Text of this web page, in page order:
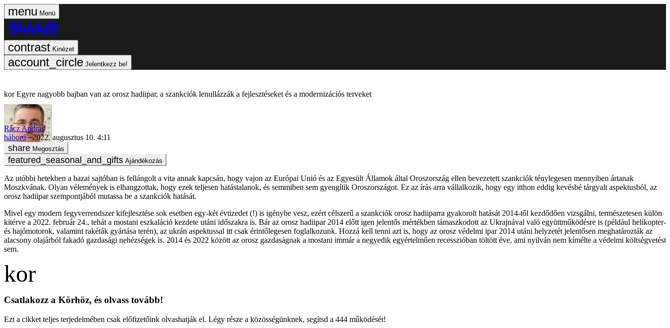
Menü
Kinézet
Jelentkezz be!
Egyre nagyobb bajban van az orosz hadiipar, a szankciók lenullázzák a fejlesztéseket és a modernizációs terveket
Rácz András
háború
2022. augusztus 10. 4:11
Megosztás
Ajándékozás
Az utóbbi hetekben a hazai sajtóban is fellángolt a vita annak kapcsán, hogy vajon az Európai Unió és az Egyesült Államok által Oroszország ellen bevezetett szankciók ténylegesen mennyiben ártanak
Moszkvának. Olyan vélemények is elhangzottak, hogy ezek teljesen hatástalanok, és semmiben sem gyengítik Oroszországot. Ez az írás arra vállalkozik, hogy egy itthon eddig kevésbé tárgyalt aspektusból, az
orosz hadiipar szempontjából mutassa be a szankciók hatását.
Mivel egy modern fegyverrendszer kifejlesztése sok esetben egy-két évtizedet (!) is igénybe vesz, ezért célszerű a szankciók orosz hadiiparra gyakorolt hatását 2014-től kezdődően vizsgálni, természetesen külön
kitérve a 2022. február 24., tehát a mostani eszkaláció kezdete utáni időszakra is. Bár az orosz hadiipar 2014 előtt igen jelentős mértékben támaszkodott az Ukrajnával való együttműködésre is (például helikopter-
és hajómotorok, valamint rakéták gyártása terén), az ukrán aspektussal itt csak érintőlegesen foglalkozunk. Hozzá kell tenni azt is, hogy az orosz védelmi ipar 2014 utáni helyzetét jelentősen meghatározták az
alacsony olajárból fakadó gazdasági nehézségek is. 2014 és 2022 között az orosz gazdaságnak a mostani immár a negyedik egyértelműen recesszióban töltött éve, ami nyilván nem kímélte a védelmi költségvetést
sem.
Csatlakozz a Körhöz, és olvass tovább!
Ezt a cikket teljes terjedelmében csak előfizetőink olvashatják el. Légy része a közösségünknek, segítsd a 444 működését!